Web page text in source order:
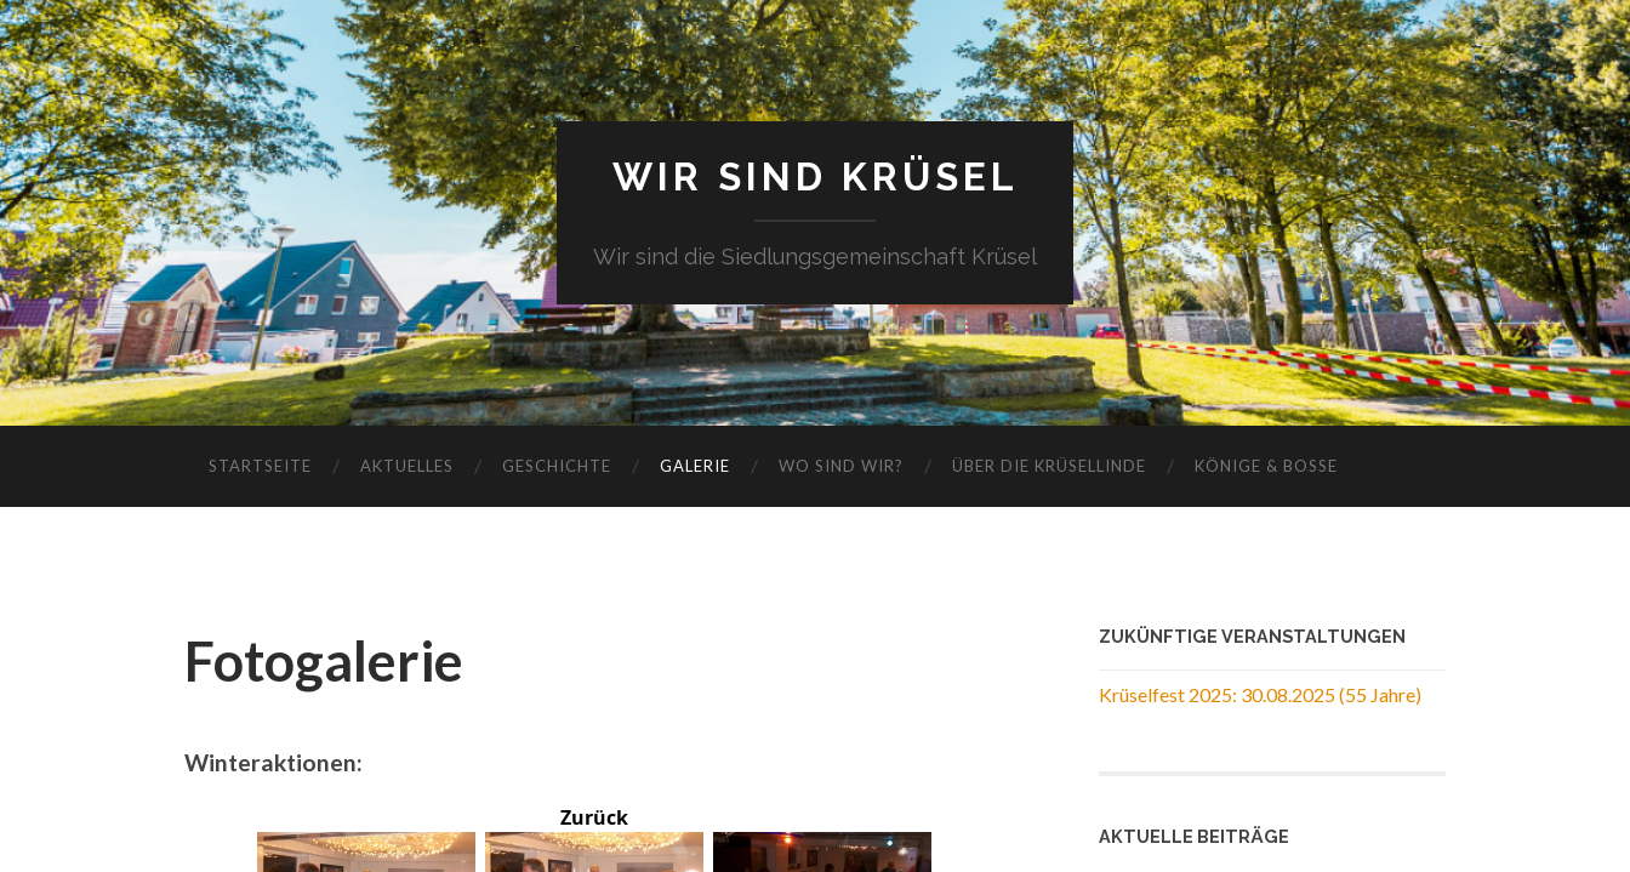
WIR SIND KRÜSEL
Wir sind die Siedlungsgemeinschaft Krüsel
STARTSEITE AKTUELLES GESCHICHTE GALERIE WO SIND WIR? ÜBER DIE KRÜSELLINDE KÖNIGE & BOSSE
Fotogalerie
Winteraktionen:
Zurück
ZUKÜNFTIGE VERANSTALTUNGEN
Krüselfest 2025: 30.08.2025 (55 Jahre)
AKTUELLE BEITRÄGE